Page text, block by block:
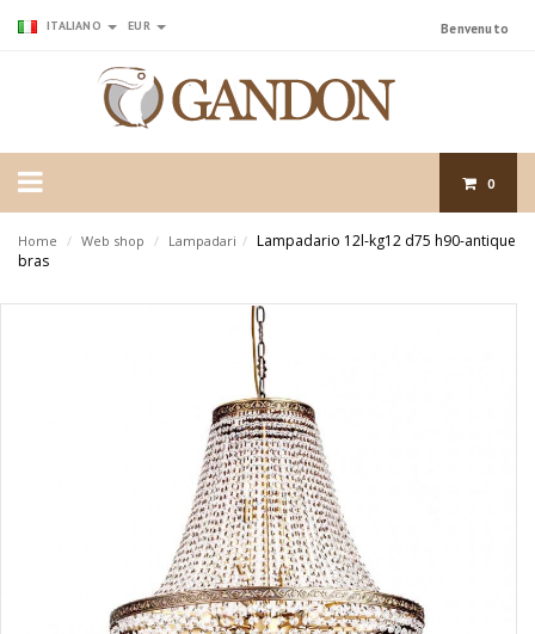
ITALIANO EUR Benvenuto
0
Home / Web shop / Lampadari / Lampadario 12l-kg12 d75 h90-antique
bras